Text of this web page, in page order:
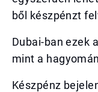
ből készpénzt
Dubai-ban ezek
mint a
Készpénz